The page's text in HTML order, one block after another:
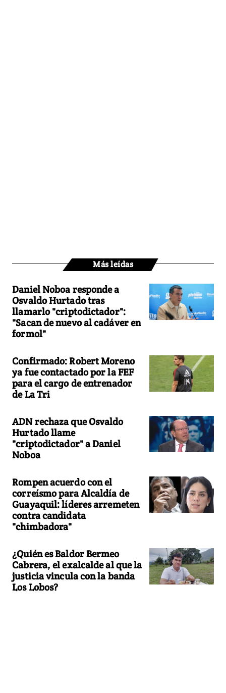
Más leídas
Daniel Noboa responde a
Osvaldo Hurtado tras
llamarlo "criptodictador":
"Sacan de nuevo al cadáver en
formol"
Confirmado: Robert Moreno
ya fue contactado por la FEF
para el cargo de entrenador
de La Tri
ADN rechaza que Osvaldo
Hurtado llame
"criptodictador" a Daniel
Noboa
Rompen acuerdo con el
correísmo para Alcaldía de
Guayaquil: líderes arremeten
contra candidata
"chimbadora"
¿Quién es Baldor Bermeo
Cabrera, el exalcalde al que la
justicia vincula con la banda
Los Lobos?